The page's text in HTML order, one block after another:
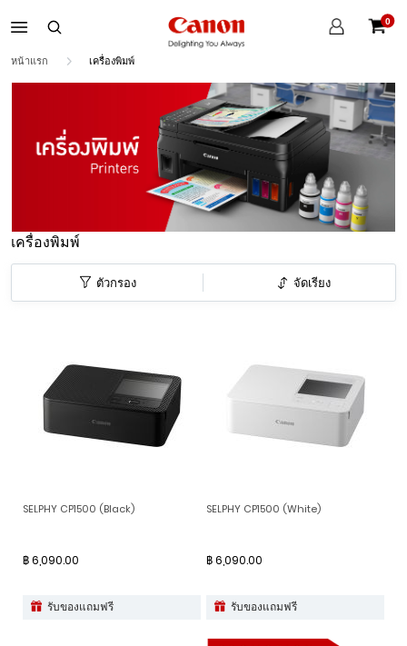
บัญชี
ของ
0
หน้าแรก เครื่องพิมพ์
เครื่องพิมพ์
ตัวกรอง จัดเรียง
SELPHY CP1500 (Black)
฿ 6,090.00
รับของแถมฟรี
SELPHY CP1500 (White)
฿ 6,090.00
รับของแถมฟรี